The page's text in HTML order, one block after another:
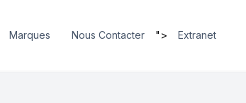
Marques Nous Contacter "> Extranet